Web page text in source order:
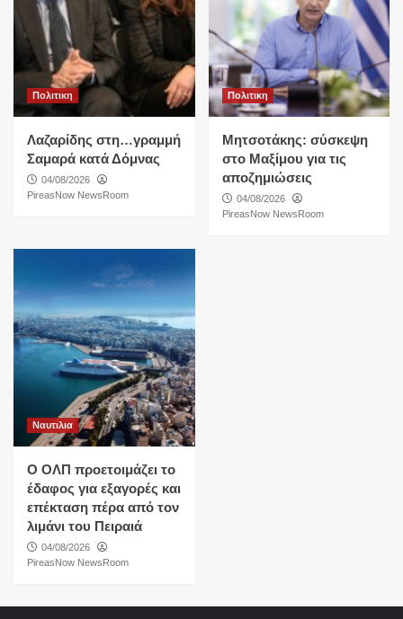
Πολιτικη
Λαζαρίδης στη…γραμμή
Σαμαρά κατά Δόμνας
04/08/2026
PireasNow NewsRoom
Πολιτικη
Μητσοτάκης: σύσκεψη
στο Μαξίμου για τις
αποζημιώσεις
04/08/2026
PireasNow NewsRoom
Ναυτιλια
O ΟΛΠ προετοιμάζει το
έδαφος για εξαγορές και
επέκταση πέρα από τον
λιμάνι του Πειραιά
04/08/2026
PireasNow NewsRoom